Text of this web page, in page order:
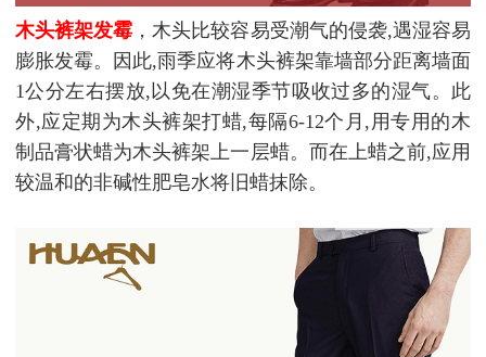
木头裤架发霉 ，木头比较容易受潮气的侵袭,遇湿容易
膨胀发霉。因此,雨季应将木头裤架靠墙部分距离墙面
1公分左右摆放,以免在潮湿季节吸收过多的湿气。此
外,应定期为木头裤架打蜡,每隔6-12个月,用专用的木
制品膏状蜡为木头裤架上一层蜡。而在上蜡之前,应用
较温和的非碱性肥皂水将旧蜡抹除。